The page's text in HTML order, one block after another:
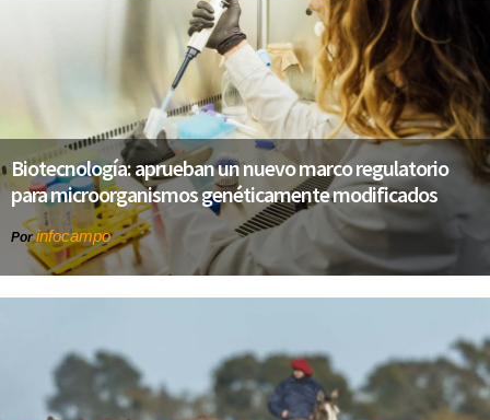
Biotecnología: aprueban un nuevo marco regulatorio
para microorganismos genéticamente modificados
Porinfocampo